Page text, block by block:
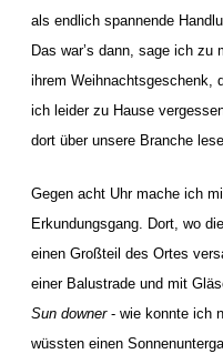
als endlich spannende
Das war’s dann, sage ich zu
ihrem Weihnachtsgeschenk,
ich leider zu Hause
dort über unsere Branche
Gegen acht Uhr mache ich
Erkundungsgang. Dort, wo
einen Großteil des Ortes
einer Balustrade und mit
Sun downer- wie konnte ich
wüssten einen